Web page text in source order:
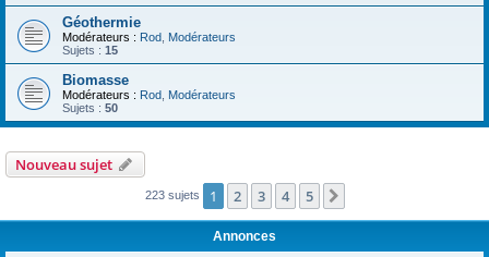
Géothermie
Modérateurs : Rod Modérateurs
Sujets : 15
Biomasse
Modérateurs : Rod Modérateurs
Sujets : 50
Nouveau sujet
223 sujets 1 2 3 4 5
Annonces